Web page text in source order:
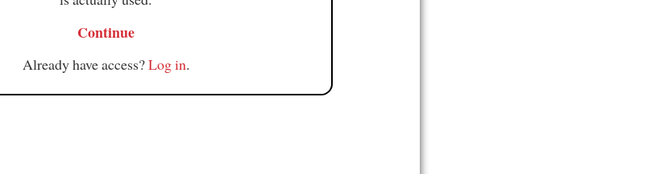
Continue
Already have access?Log in.